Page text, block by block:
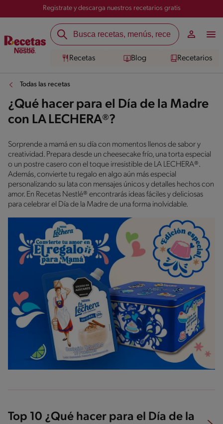
Registrate y descarga nuestros recetarios gratis
Recetas Blog Recetarios
Todas las recetas
¿Qué hacer para el Día de la Madre
con LA LECHERA®?
Sorprende a mamá en su día con momentos llenos de sabor y
creatividad. Prepara desde un cheesecake frío, una torta especial
o un postre casero con el toque irresistible de LA LECHERA®.
Además, convierte tu regalo en algo aún más especial
personalizando su lata con mensajes únicos y detalles hechos con
amor. En Recetas Nestlé® encontrarás ideas fáciles y deliciosas
para celebrar el Día de la Madre de una forma inolvidable.
Top 10 ¿Qué hacer para el Día de la